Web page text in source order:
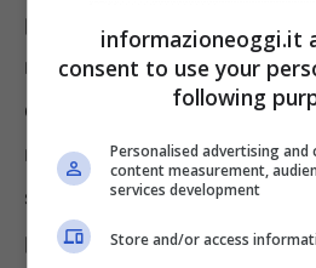
per chiarire che in un dato
riferimento non siano
di reddito. Viene da se
ricezione da parte
sociale di tale documento
provvedimentinon per
informazioneoggi.it
consent to use your
following
Personalised advertising
content measurement,
services development
Store and/or access